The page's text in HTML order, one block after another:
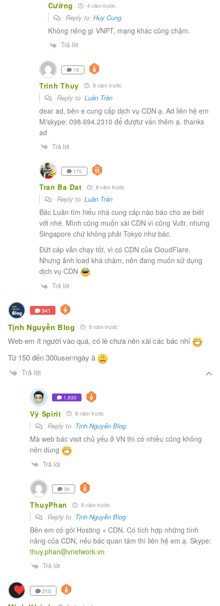
Cường 4 năm trước
Reply to Huy Cung
Không riêng gì VNPT, mạng khác cũng chậm.
Trả lời
15
Trinh Thuy 8 năm trước
Reply to Luân Trần
dear ad, bên e cung cấp dịch vụ CDN ạ. Ad liên hệ em
M/skype: 098.694.2310 để đượtư vấn thêm ạ. thanks
ad
Trả lời
170
Tran Ba Dat 8 năm trước
Reply to Luân Trần
Bác Luân tìm hiểu nhà cung cấp nào báo cho ae biết
với nhé. Mình cũng muốn xài CDN vì cũng Vultr, nhưng
Singapore chứ không phải Tokyo như bác.
Đứt cáp vẫn chạy tốt, vì có CDN của CloudFlare.
Nhưng ảnh load khá chậm, nên đang muốn sử dụng
dịch vụ CDN
Trả lời
941
Tịnh Nguyễn Blog 8 năm trước
Web em ít người vào quá, có lẽ chưa nên xài các bác nhỉ
Từ 150 đến 300user/ngày à
Trả lời
1,930
Vỹ Spirit 8 năm trước
Reply to Tịnh Nguyễn Blog
Mà web bác visit chủ yếu ở VN thì có nhiều cũng không
nên dùng
Trả lời
36
ThuyPhan 8 năm trước
Reply to Tịnh Nguyễn Blog
Bên em có gói Hosting + CDN. Có tích hợp những tính
năng của CDN, nếu bác quan tâm thì liên hệ em ạ. Skype:
thuy.phan@vnetwork.vn
Trả lời
210